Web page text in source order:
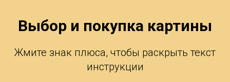
Выбор и покупка картины
Жмите знак плюса, чтобы раскрыть текст
инструкции